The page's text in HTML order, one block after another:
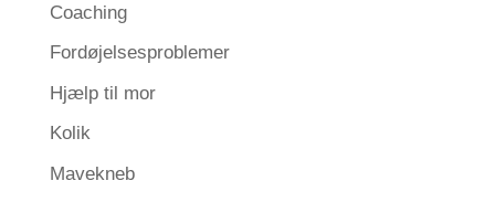
Coaching
Fordøjelsesproblemer
Hjælp til mor
Kolik
Mavekneb